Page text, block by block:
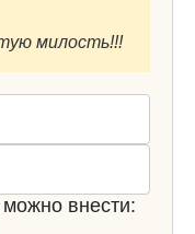
милость!!!
внести: